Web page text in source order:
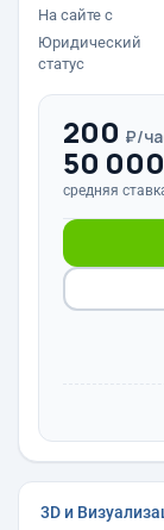
На сайте с
Юридический
статус
200 ₽/
50 000
средняя
3D и